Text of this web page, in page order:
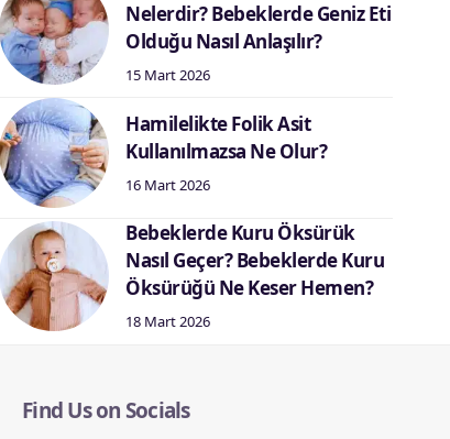
Nelerdir? Bebeklerde Geniz Eti
Olduğu Nasıl Anlaşılır?
15 Mart 2026
Hamilelikte Folik Asit
Kullanılmazsa Ne Olur?
16 Mart 2026
Bebeklerde Kuru Öksürük
Nasıl Geçer? Bebeklerde Kuru
Öksürüğü Ne Keser Hemen?
18 Mart 2026
Find Us on Socials